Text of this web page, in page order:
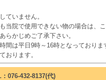
ていません。
当院で使用できない物の場合は、
らかじめご了承下さい。
間は平日9時～16時となっておりま
おります。
076-432-8137(代)